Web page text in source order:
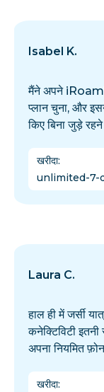
Isabel K.
मैंने अपने
प्लान चुना, और
किए बिना जुड़े
खरीदा:
unlimited-7-
Laura C.
हाल ही में जर्सी
कनेक्टिविटी
अपना नियमित
खरीदा: